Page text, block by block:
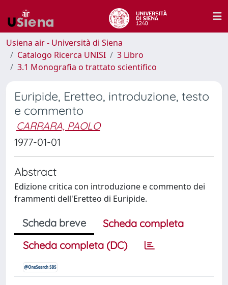
Usiena air - Università di Siena
Catalogo Ricerca UNISI
3 Libro
3.1 Monografia o trattato scientifico
Euripide, Eretteo, introduzione, testo
e commento
CARRARA, PAOLO
1977-01-01
Abstract
Edizione critica con introduzione e commento dei
frammenti dell'Eretteo di Euripide.
Scheda breve
Scheda completa
Scheda completa (DC)